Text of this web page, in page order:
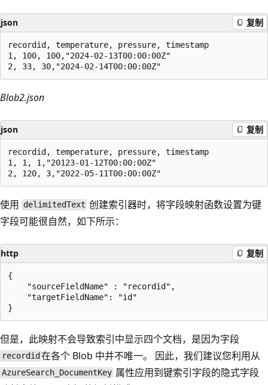
json 复制
recordid, temperature, pressure, timestamp
1, 100, 100,"2024-02-13T00:00:00Z"
Blob2.json
json 复制
recordid, temperature, pressure, timestamp
1, 1, 1,"20123-01-12T00:00:00Z"
使用 delimitedText 创建索引器时，将字段映射函数设置为键
字段可能很自然，如下所示：
http 复制
{
    "sourceFieldName" : "recordid",
    "targetFieldName": "id"
但是，此映射不会导致索引中显示四个文档，是因为字段
recordid 在各个 Blob 中并不唯一。 因此，我们建议您利用从
AzureSearch_DocumentKey 属性应用到键索引字段的隐式字段